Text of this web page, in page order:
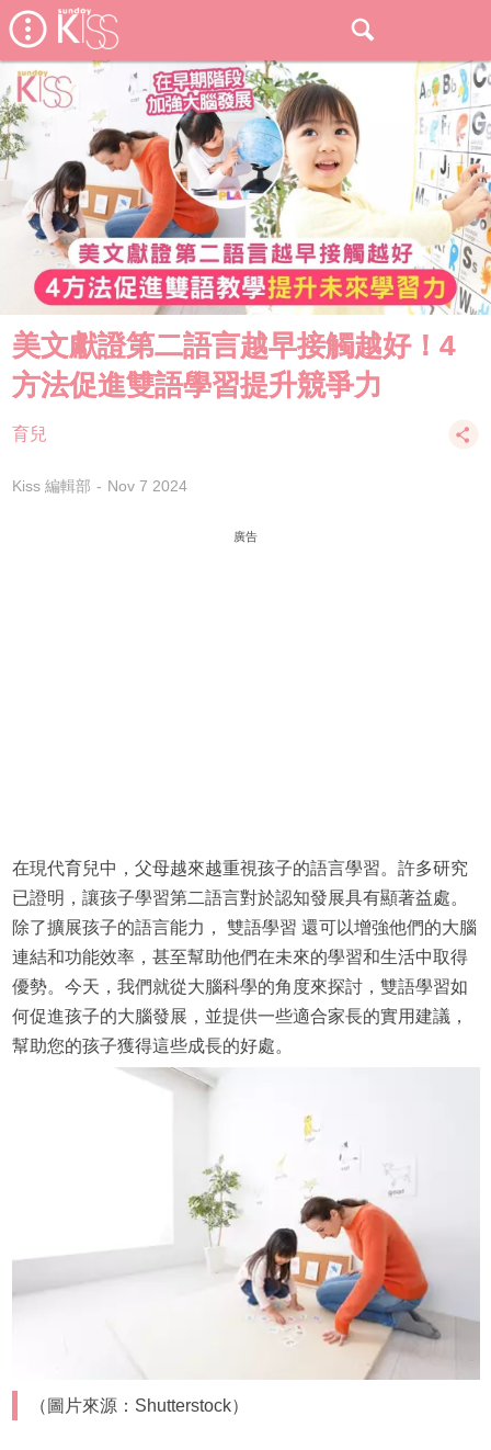
美文獻證第二語言越早接觸越好！4
方法促進雙語學習提升競爭力
育兒
Kiss 編輯部 Nov 7 2024
廣告
在現代育兒中，父母越來越重視孩子的語言學習。許多研究
已證明，讓孩子學習第二語言對於認知發展具有顯著益處。
除了擴展孩子的語言能力， 雙語學習 還可以增強他們的大腦
連結和功能效率，甚至幫助他們在未來的學習和生活中取得
優勢。今天，我們就從大腦科學的角度來探討，雙語學習如
何促進孩子的大腦發展，並提供一些適合家長的實用建議，
幫助您的孩子獲得這些成長的好處。
（圖片來源：Shutterstock）